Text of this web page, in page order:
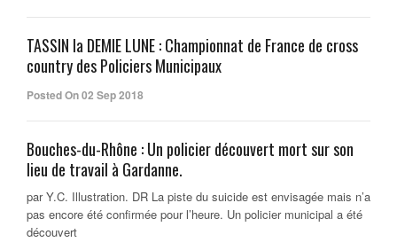
TASSIN la DEMIE LUNE : Championnat de France de cross
country des Policiers Municipaux
Posted On 02 Sep 2018
Bouches-du-Rhône : Un policier découvert mort sur son
lieu de travail à Gardanne.
par Y.C. Illustration. DR La piste du suicide est envisagée mais n’a
pas encore été confirmée pour l’heure. Un policier municipal a été
découvert